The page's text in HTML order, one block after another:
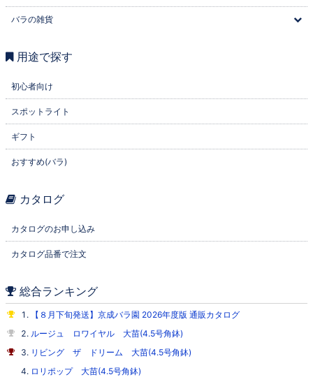
バラの雑貨
用途で探す
初心者向け
スポットライト
ギフト
おすすめ(バラ)
カタログ
カタログのお申し込み
カタログ品番で注文
総合ランキング
【８月下旬発送】京成バラ園 2026年度版 通販カタログ
ルージュ ロワイヤル 大苗(4.5号角鉢)
リビング ザ ドリーム 大苗(4.5号角鉢)
ロリポップ 大苗(4.5号角鉢)